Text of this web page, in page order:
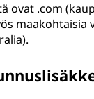
ovat .com